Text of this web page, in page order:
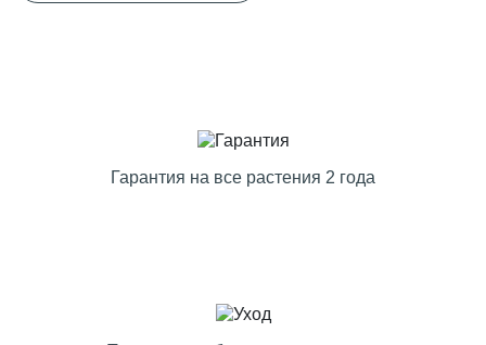
Гарантия на все растения 2 года